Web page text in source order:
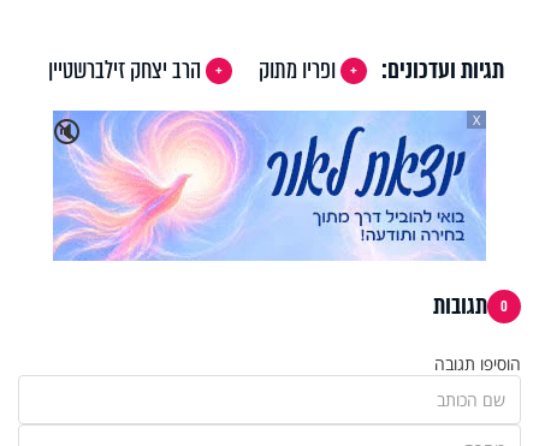
תגיות ועדכונים: ופריו מתוק
הרב יצחק זילברשטיין
🔇
X
0 תגובות
הוסיפו תגובה